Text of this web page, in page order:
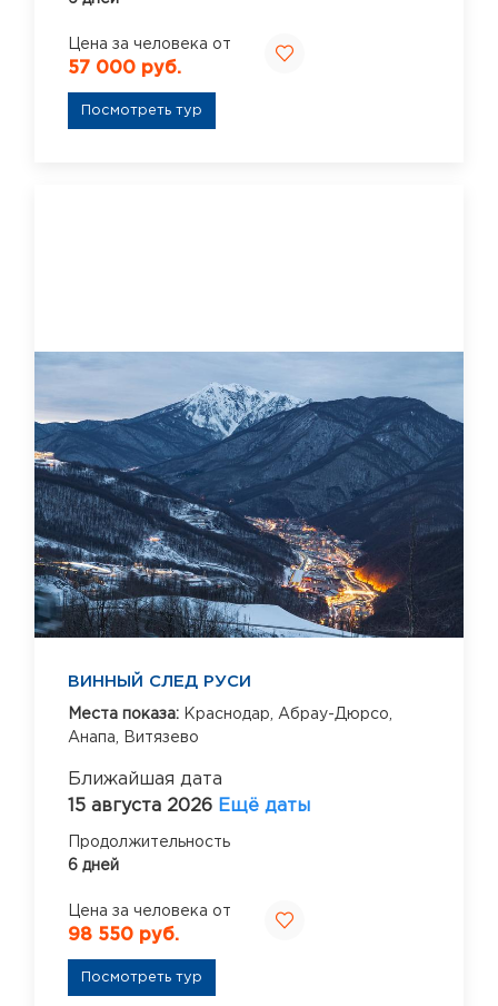
Цена за человека от
57 000 руб.
Посмотреть тур
ВИННЫЙ СЛЕД РУСИ
Места показа: Краснодар, Абрау-Дюрсо,
Анапа,
Витязево
Ближайшая дата
15 августа 2026 Ещё даты
Продолжительность
6 дней
Цена за человека от
98 550 руб.
Посмотреть тур